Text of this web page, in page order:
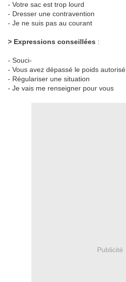
- Votre sac est trop lourd
- Dresser une contravention
- Je ne suis pas au courant
> Expressions conseillées :
- Souci-
- Vous avez dépassé le poids autorisé
- Régulariser une situation
- Je vais me renseigner pour vous
Publicité